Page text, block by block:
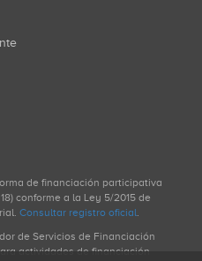
de financiación participativa
conforme a la Ley 5/2015 de
Consultar registro oficial.
de Servicios de Financiación
actividades de financiación